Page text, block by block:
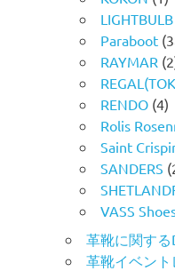
LIGHTBULB
Paraboot
RAYMAR
RENDO (4)
Rolis
Saint
SANDERS
VASS
革靴に関する
革靴イベント